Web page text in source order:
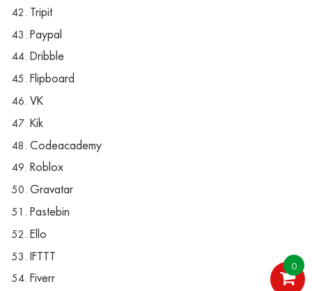
Tripit
Paypal
Dribble
Flipboard
VK
Kik
Codeacademy
Roblox
Gravatar
Pastebin
Ello
IFTTT
Fiverr
0